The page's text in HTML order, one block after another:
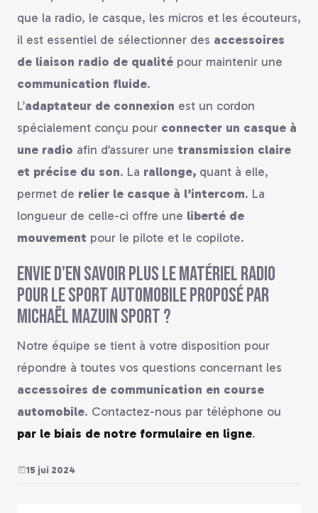
que la radio, le casque, les micros et les écouteurs,
il est essentiel de sélectionner des accessoires
de liaison radio de qualité pour maintenir une
communication fluide.
L’adaptateur de connexion est un cordon
spécialement conçu pour connecter un casque à
une radio afin d’assurer une transmission claire
et précise du son. La rallonge, quant à elle,
permet de relier le casque à l’intercom. La
longueur de celle-ci offre une liberté de
mouvement pour le pilote et le copilote.
Envie d’en savoir plus le matériel radio
pour le sport automobile proposé par
Michaël Mazuin Sport ?
Notre équipe se tient à votre disposition pour
répondre à toutes vos questions concernant les
accessoires de communication en course
automobile. Contactez-nous par téléphone ou
par le biais de notre formulaire en ligne.
15 jui 2024